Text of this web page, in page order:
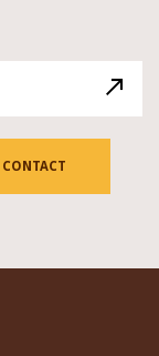
CONTACT